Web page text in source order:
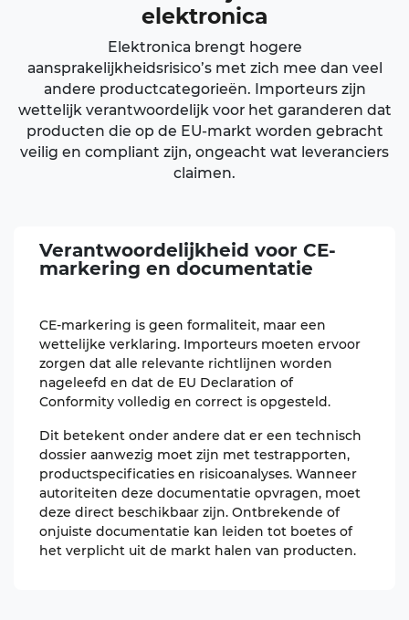
elektronica
Elektronica brengt hogere
aansprakelijkheidsrisico’s met zich mee dan veel
andere productcategorieën. Importeurs zijn
wettelijk verantwoordelijk voor het garanderen dat
producten die op de EU-markt worden gebracht
veilig en compliant zijn, ongeacht wat leveranciers
claimen.
Verantwoordelijkheid voor CE-
markering en documentatie
CE-markering is geen formaliteit, maar een
wettelijke verklaring. Importeurs moeten ervoor
zorgen dat alle relevante richtlijnen worden
nageleefd en dat de EU Declaration of
Conformity volledig en correct is opgesteld.
Dit betekent onder andere dat er een technisch
dossier aanwezig moet zijn met testrapporten,
productspecificaties en risicoanalyses. Wanneer
autoriteiten deze documentatie opvragen, moet
deze direct beschikbaar zijn. Ontbrekende of
onjuiste documentatie kan leiden tot boetes of
het verplicht uit de markt halen van producten.